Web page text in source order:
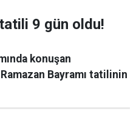
9 gün oldu!
konuşan
Bayramı tatilinin